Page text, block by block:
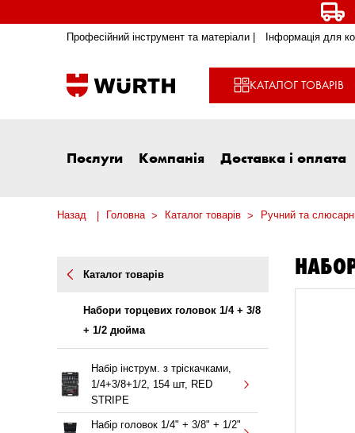
Професійний інструмент та матеріали | Інформація для
КАТАЛОГ ТОВАРІВ
Послуги Компанія Доставка і оплата
Назад Головна Каталог товарів Ручний та
Каталог товарів
Набори торцевих головок 1/4 + 3/8
+ 1/2 дюйма
Набір інструм. з тріскачками,
1/4+3/8+1/2, 154 шт, RED
STRIPE
Набір головок 1/4" + 3/8" + 1/2"